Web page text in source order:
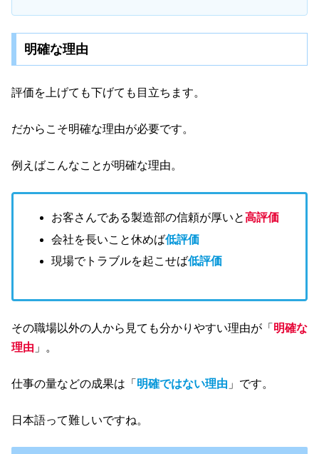
明確な理由
評価を上げても下げても目立ちます。
だからこそ明確な理由が必要です。
例えばこんなことが明確な理由。
お客さんである製造部の信頼が厚いと 高評価
会社を長いこと休めば低評価
現場でトラブルを起こせば低評価
その職場以外の人から見ても分かりやすい理由が「 明確な
理由 」。
仕事の量などの成果は「 明確ではない理由 」です。
日本語って難しいですね。